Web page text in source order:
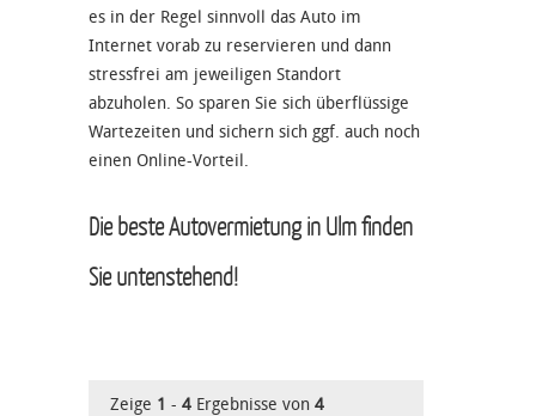
es in der Regel sinnvoll das Auto im
Internet vorab zu reservieren und dann
stressfrei am jeweiligen Standort
abzuholen. So sparen Sie sich überflüssige
Wartezeiten und sichern sich ggf. auch noch
einen Online-Vorteil.
Die beste Autovermietung in Ulm finden
Sie untenstehend!
Zeige 1 - 4 Ergebnisse von 4